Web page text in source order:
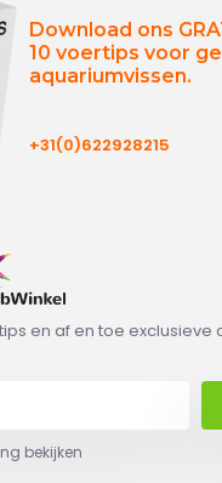
Download ons
10 voertips voor
aquariumvissen.
+31(0)622928215
en af en toe exclusieve
bekijken